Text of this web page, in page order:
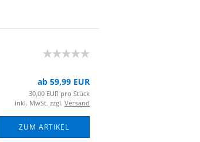
ab 59,99 EUR
30,00 EUR pro Stück
inkl. MwSt. zzgl. Versand
ZUM ARTIKEL